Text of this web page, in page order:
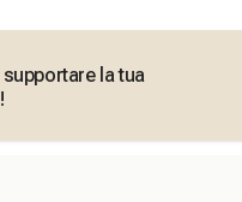
supportare la tua